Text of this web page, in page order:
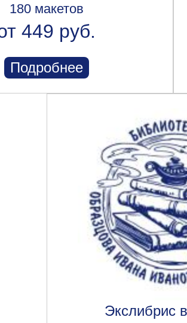
180 макетов
449 руб.
Подробнее
Экслибрис